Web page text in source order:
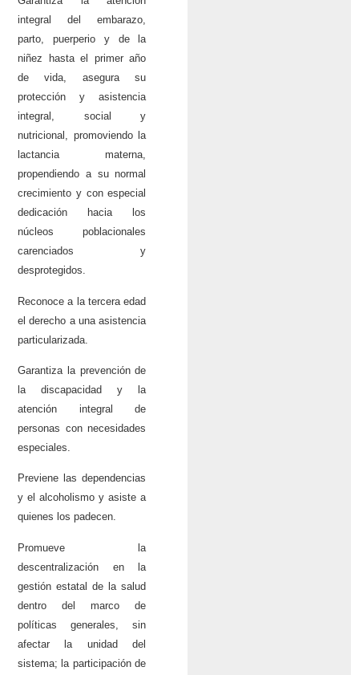
integral del embarazo,
parto, puerperio y de la
niñez hasta el primer año
de vida, asegura su
protección y asistencia
integral, social y
nutricional, promoviendo la
lactancia materna,
propendiendo a su normal
crecimiento y con especial
dedicación hacia los
núcleos poblacionales
carenciados y
desprotegidos.
Reconoce a la tercera edad
el derecho a una asistencia
particularizada.
Garantiza la prevención de
la discapacidad y la
atención integral de
personas con necesidades
especiales.
Previene las dependencias
y el alcoholismo y asiste a
quienes los padecen.
Promueve la
descentralización en la
gestión estatal de la salud
dentro del marco de
políticas generales, sin
afectar la unidad del
sistema; la participación de